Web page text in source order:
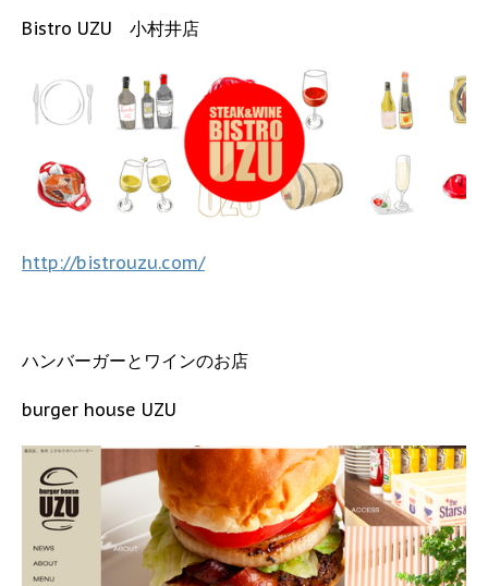
Bistro UZU 小村井店
http://bistrouzu.com/
ハンバーガーとワインのお店
burger house UZU